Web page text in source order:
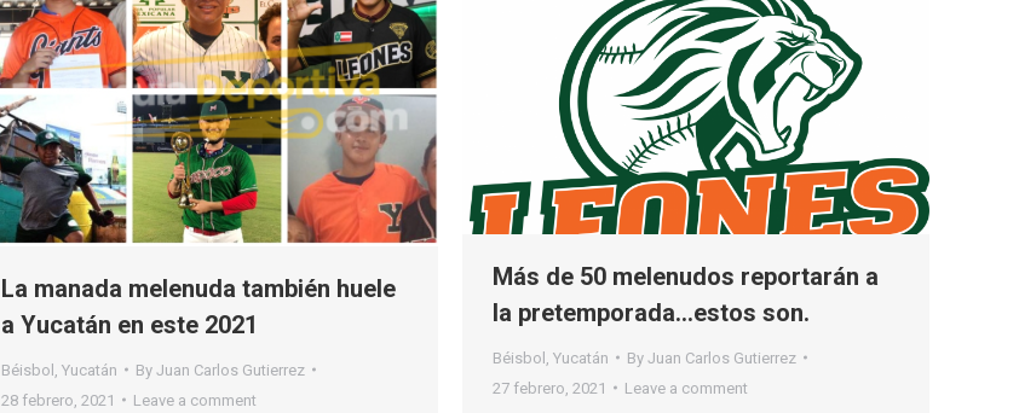
La manada melenuda también huele
a Yucatán en este 2021
Béisbol Yucatán By Juan Carlos Gutierrez
28 febrero, 2021
Leave a comment
Más de 50 melenudos reportarán a
la pretemporada…estos son.
Béisbol Yucatán By Juan Carlos Gutierrez
27 febrero, 2021
Leave a comment